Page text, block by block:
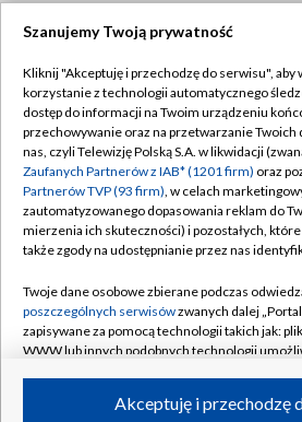
TVP
Abonament TVP
Emisja w TVP
Centrum informacji TVP
Naziemna Telewizja Cyfrowa
Rada Programowa
System NOS
Informacje o nadawcy
Program dla prasy
Regulamin
Polityka
Moje zgody
Pomoc
Kontakt
Kanały
Szanujemy Twoją prywatność
Kliknij "Akceptuję i przechodzę do serwisu", aby
korzystanie z technologii automatycznego
dostęp do informacji na Twoim urządzeniu
przechowywanie oraz na przetwarzanie Twoich
nas, czyli Telewizję Polską S.A. w likwidacji
Zaufanych Partnerów z IAB* (1201 firm) oraz
Partnerów TVP (93 firm), w celach
zautomatyzowanego dopasowania reklam do
mierzenia ich skuteczności) i pozostałych,
także zgody na udostępnianie przez nas
Twoje dane osobowe zbierane podczas
poszczególnych serwisówzwanych dalej
zapisywane za pomocą technologii takich jak:
WWW lub innych podobnych technologii
ruchu w Internecie.Akceptuję i przechodzę